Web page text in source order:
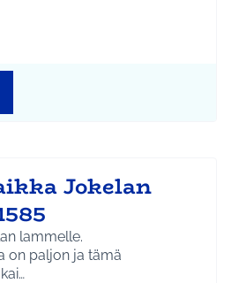
mukaan: Hyrylä
teeman mukaan: Ympäristö
Jokelan
lammelle.
on paljon ja tämä